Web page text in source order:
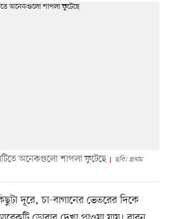
অনেকগুলো শাপলা ফুটেছে
ছবি: প্রথম
দূরে, চা-বাগানের ভেতরের দিকে